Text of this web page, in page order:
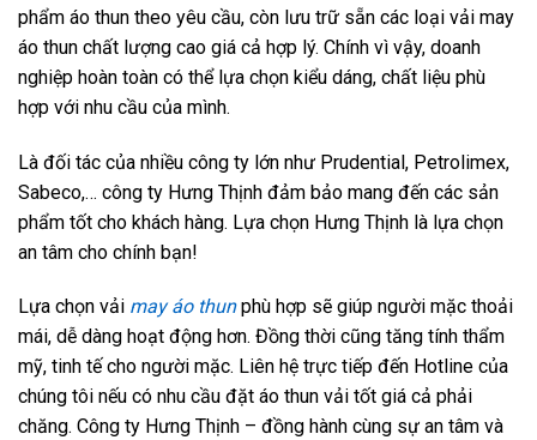
phẩm áo thun theo yêu cầu, còn lưu trữ sẵn các loại vải may
áo thun chất lượng cao giá cả hợp lý. Chính vì vậy, doanh
nghiệp hoàn toàn có thể lựa chọn kiểu dáng, chất liệu phù
hợp với nhu cầu của mình.
Là đối tác của nhiều công ty lớn như Prudential, Petrolimex,
Sabeco,… công ty Hưng Thịnh đảm bảo mang đến các sản
phẩm tốt cho khách hàng. Lựa chọn Hưng Thịnh là lựa chọn
an tâm cho chính bạn!
Lựa chọn vải may áo thunphù hợp sẽ giúp người mặc thoải
mái, dễ dàng hoạt động hơn. Đồng thời cũng tăng tính thẩm
mỹ, tinh tế cho người mặc. Liên hệ trực tiếp đến Hotline của
chúng tôi nếu có nhu cầu đặt áo thun vải tốt giá cả phải
chăng. Công ty Hưng Thịnh – đồng hành cùng sự an tâm và